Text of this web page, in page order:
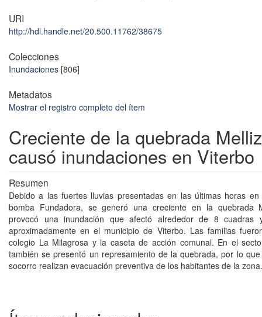
URI
http://hdl.handle.net/20.500.11762/38675
Colecciones
Inundaciones [806]
Metadatos
Mostrar el registro completo del ítem
Creciente de la quebrada
causó inundaciones en Viterbo
Resumen
Debido a las fuertes lluvias presentadas en las últimas horas
bomba Fundadora, se generó una creciente en la quebrada
provocó una inundación que afectó alrededor de 8 cuadras
aproximadamente en el municipio de Viterbo. Las familias
colegio La Milagrosa y la caseta de acción comunal. En el
también se presentó un represamiento de la quebrada, por lo
socorro realizan evacuación preventiva de los habitantes de la zona.